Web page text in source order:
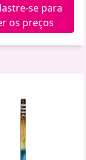
se para
os preços